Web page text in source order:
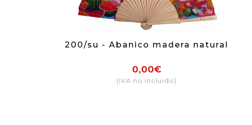
200/su - Abanico madera natural
0,00€
(IVA no incluido)